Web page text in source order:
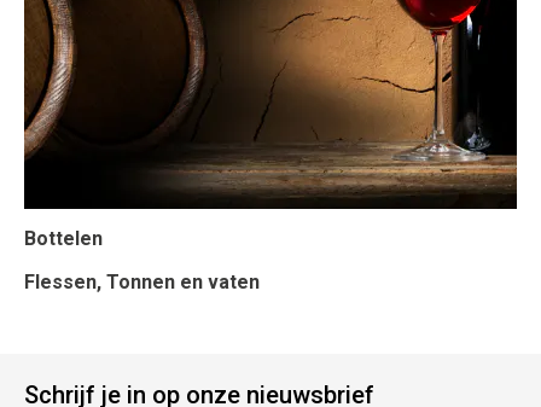
Bottelen
Flessen, Tonnen en vaten
Schrijf je in op onze nieuwsbrief